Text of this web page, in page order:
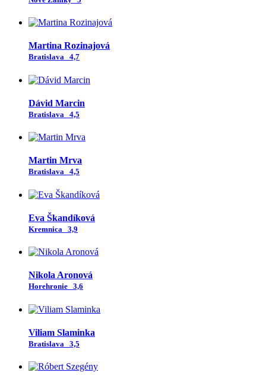
Martina Rozinajová
Bratislava 4,7
Dávid Marcin
Bratislava 4,5
Martin Mrva
Bratislava 4,5
Eva Škandíková
Kremnica 3,9
Nikola Aronová
Horehronie 3,6
Viliam Slaminka
Bratislava 3,5